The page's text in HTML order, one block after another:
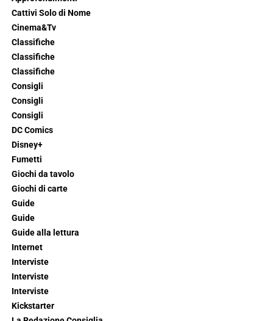
Cattivi Solo di Nome
Cinema&Tv
Classifiche
Classifiche
Classifiche
Consigli
Consigli
Consigli
DC Comics
Disney+
Fumetti
Giochi da tavolo
Giochi di carte
Guide
Guide
Guide alla lettura
Internet
Interviste
Interviste
Interviste
Kickstarter